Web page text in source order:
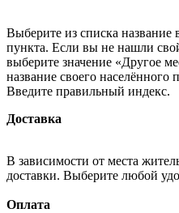
Выберите из списка название
пункта. Если вы не нашли
выберите значение «Другое
название своего населённого
Введите правильный индекс.
Доставка
В зависимости от места
доставки. Выберите любой
Оплата